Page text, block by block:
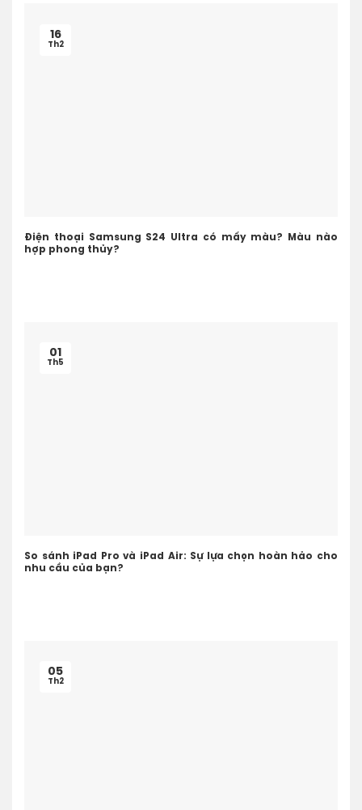
Điện thoại Samsung S24 Ultra có mấy màu? Màu nào
hợp phong thủy?
16
Th2
So sánh iPad Pro và iPad Air: Sự lựa chọn hoàn hảo cho
nhu cầu của bạn?
01
Th5
05
Th2